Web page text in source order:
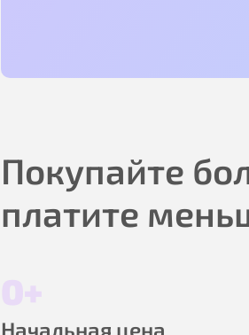
Покупайте
платите
0+
Начальная цена